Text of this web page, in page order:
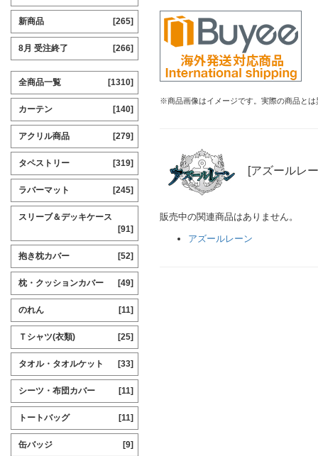
※商品画像はイメージです。実際の商品と
[アズールレ
販売中の関連商品はありません。
アズールレーン
新商品 [265]
8月 受注終了 [266]
全商品一覧 [1310]
カーテン [140]
アクリル商品 [279]
タペストリー [319]
ラバーマット [245]
スリーブ＆デッキケース
[91]
抱き枕カバー [52]
枕・クッションカバー [49]
のれん [11]
Ｔシャツ(衣類) [25]
タオル・タオルケット [33]
シーツ・布団カバー [11]
トートバッグ [11]
缶バッジ [9]